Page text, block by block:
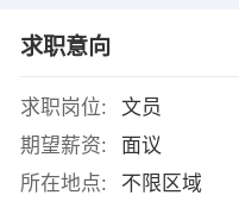
求职意向
求职岗位:
文员
期望薪资:
面议
所在地点:
不限区域